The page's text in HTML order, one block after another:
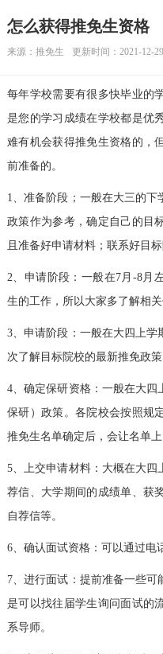
怎么获得推免生资格
来源： 推免生 更新时间：2021-12-29
每年学校需要有很多快毕业的
是您的学习成绩在学校都是优
难有机会获得推免生资格的，
前准备的。
1、准备阶段；一般在大三的
政策作为参考，确定自己的目
且准备好申请材料；联系好目
2、申请阶段：一般在7月-8月
生的工作，所以大家多了解相关
3、申请阶段：一般在大四上
次了解目标院校的最新推免政策
4、确定保研资格：一般在大四
保研）政策。各院校会按照规
推免生名单确定后，会让名单
5、上交申请材料：大概在大
荐信、大学期间的成绩单、获
自荐信等。
6、确认面试资格：可以通过电
7、进行面试：提前准备一些
是可以找往届学生询问面试的
系导师。